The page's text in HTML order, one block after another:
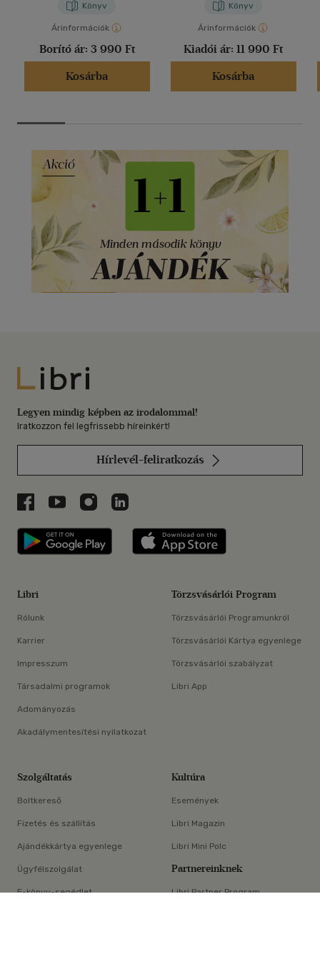
Könyv
Árinformációk
Borító ár: 3 990 Ft
Kosárba
Könyv
Árinformációk
Kiadói ár: 11 990 Ft
Kosárba
×
Libri
Legyen mindig képben az irodalommal!
Iratkozzon fel legfrissebb híreinkért!
Hírlevél-feliratkozás
Libri a Facebookon
Libri a Youtube-on
Libri az Instagramon
Libri a LinkedInen
Libri applikáció Szerezd meg: Google
Libri
Rólunk
Karrier
Impresszum
Társadalmi programok
Adományozás
Akadálymentesítési nyilatkozat
Törzsvásárlói Program
Törzsvásárlói Programunkról
Törzsvásárlói Kártya egyenlege
Törzsvásárlói szabályzat
Libri App
Szolgáltatás
Boltkereső
Fizetés és szállítás
Ajándékkártya egyenlege
Ügyfélszolgálat
E-könyv-segédlet
Kultúra
Események
Libri Magazin
Libri Mini Polc
Partnereinknek
Libri Partner Program